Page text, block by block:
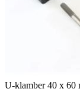
U-klamber 40 x 60